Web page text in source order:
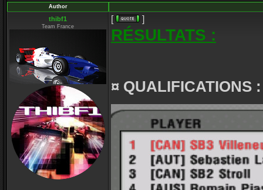
Author
thibf1
Team France
[ ]
RÉSULTATS :
¤ QUALIFICATIONS :